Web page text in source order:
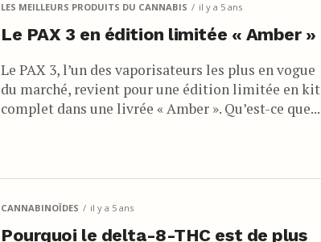
LES MEILLEURS PRODUITS DU CANNABIS il y a 5 ans
Le PAX 3 en édition limitée « Amber »
Le PAX 3, l’un des vaporisateurs les plus en vogue
du marché, revient pour une édition limitée en kit
complet dans une livrée « Amber ». Qu’est-ce que...
CANNABINOÏDES il y a 5 ans
Pourquoi le delta-8-THC est de plus